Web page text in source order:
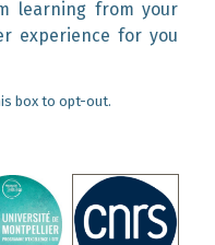
learning from your
experience for you
box to opt-out.